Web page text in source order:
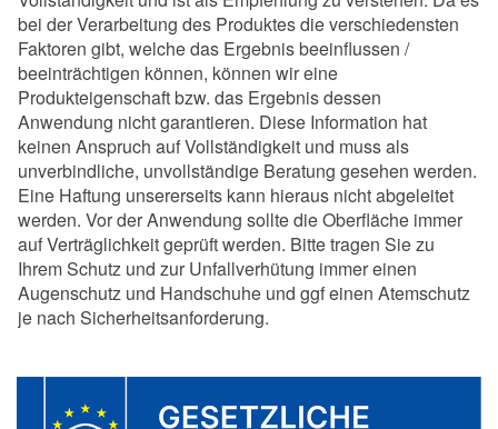
bei der Verarbeitung des Produktes die verschiedensten
Faktoren gibt, welche das Ergebnis beeinflussen /
beeinträchtigen können, können wir eine
Produkteigenschaft bzw. das Ergebnis dessen
Anwendung nicht garantieren. Diese Information hat
keinen Anspruch auf Vollständigkeit und muss als
unverbindliche, unvollständige Beratung gesehen werden.
Eine Haftung unsererseits kann hieraus nicht abgeleitet
werden. Vor der Anwendung sollte die Oberfläche immer
auf Verträglichkeit geprüft werden. Bitte tragen Sie zu
Ihrem Schutz und zur Unfallverhütung immer einen
Augenschutz und Handschuhe und ggf einen Atemschutz
je nach Sicherheitsanforderung.